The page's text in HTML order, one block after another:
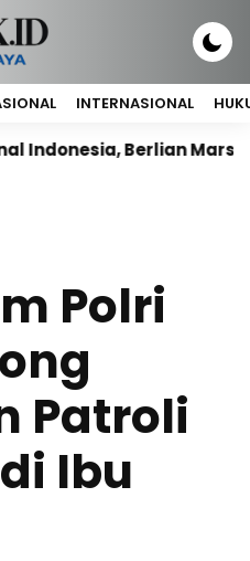
INTERNASIONAL
Berlian Marsheilla
Polri
Patroli
Ibu